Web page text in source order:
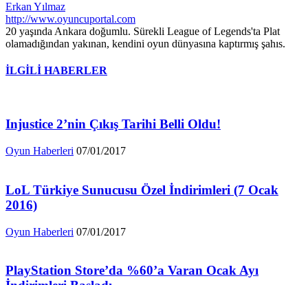
Erkan Yılmaz
http://www.oyuncuportal.com
20 yaşında Ankara doğumlu. Sürekli League of Legends'ta Plat
olamadığından yakınan, kendini oyun dünyasına kaptırmış şahıs.
İLGİLİ HABERLER
Injustice 2’nin Çıkış Tarihi Belli Oldu!
Oyun Haberleri 07/01/2017
LoL Türkiye Sunucusu Özel İndirimleri (7 Ocak
2016)
Oyun Haberleri 07/01/2017
PlayStation Store’da %60’a Varan Ocak Ayı